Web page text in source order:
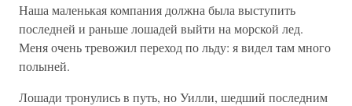
Наша маленькая компания должна была выступить
последней и раньше лошадей выйти на морской лед.
Меня очень тревожил переход по льду: я видел там много
полыней.
Лошади тронулись в путь, но Уилли, шедший последним